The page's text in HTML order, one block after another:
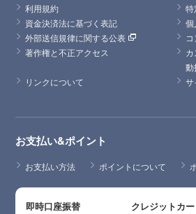
利用規約
特
資金決済法に基づく表記
個
外部送信規律に関する公表
著作権と不正アクセス
動
リンクについて
サ
お支払い&ポイント
お支払い方法 ポイントについて
即時口座振替 クレジットカ